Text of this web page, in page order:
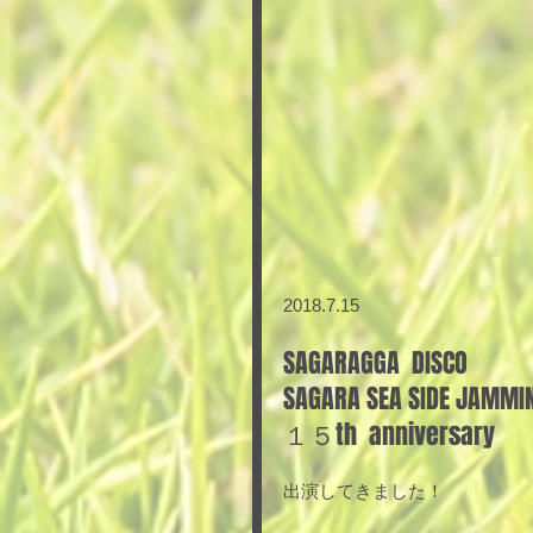
2018.7.15
SAGARAGGA  DISCO
SAGARA SEA SIDE
１５th  anniversary
出演してきました！